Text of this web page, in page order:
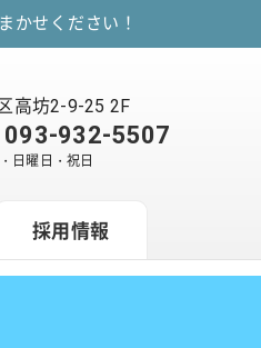
かせください！
高坊2-9-25 2F
932-5507
日曜日・祝日
採用情報